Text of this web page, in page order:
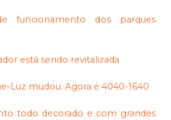
funcionamento dos parques
está sendo revitalizada
Luz mudou: Agora é 4040-1640
todo decorado e com grandes